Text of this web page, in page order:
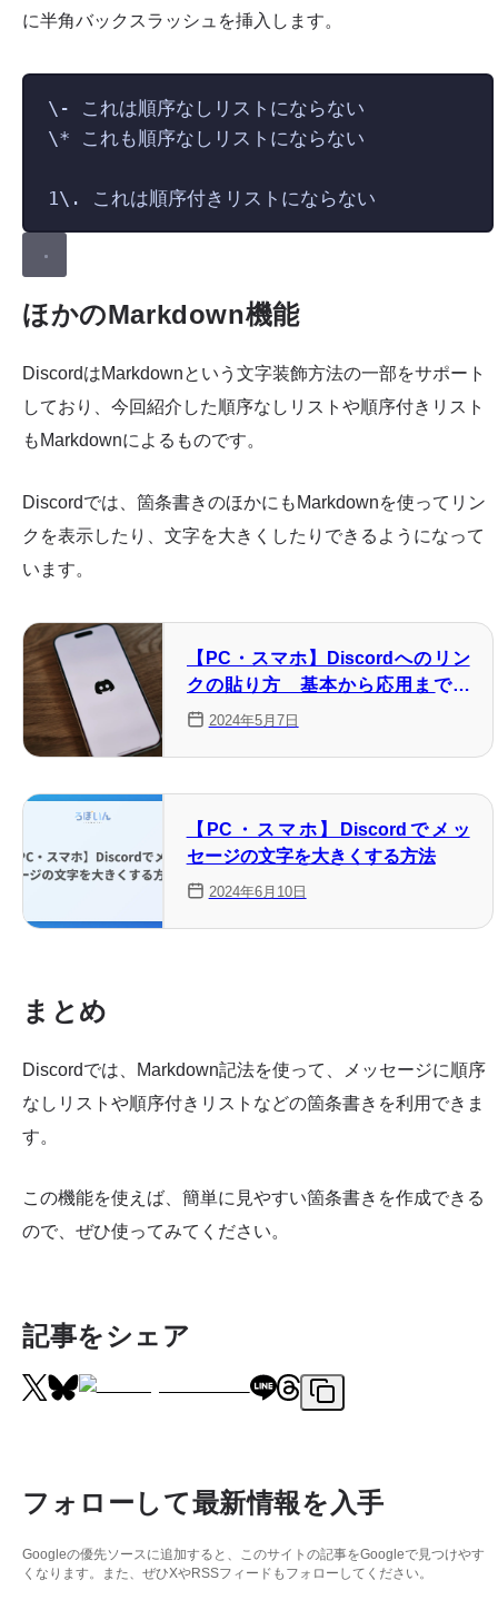
に半角バックスラッシュを挿入します。
\-
これは順序なしリストにならない
\* これも順序なしリストにならない
1 \. これは順序付きリストにならない
ほかのMarkdown機能
DiscordはMarkdownという文字装飾方法の一部をサポート
しており、今回紹介した順序なしリストや順序付きリスト
もMarkdownによるものです。
Discordでは、箇条書きのほかにもMarkdownを使ってリン
クを表示したり、文字を大きくしたりできるようになって
います。
【PC・スマホ】Discordへのリン
クの貼り方 基本から応用まで解
説 2024年5月7日
【PC・スマホ】Discordでメッ
セージの文字を大きくする方法
2024年6月10日
まとめ
Discordでは、Markdown記法を使って、メッセージに順序
なしリストや順序付きリストなどの箇条書きを利用できま
す。
この機能を使えば、簡単に見やすい箇条書きを作成できる
ので、ぜひ使ってみてください。
記事をシェア
フォローして最新情報を入手
Googleの優先ソースに追加すると、このサイトの記事をGoogleで見つけやす
くなります。また、ぜひXやRSSフィードもフォローしてください。